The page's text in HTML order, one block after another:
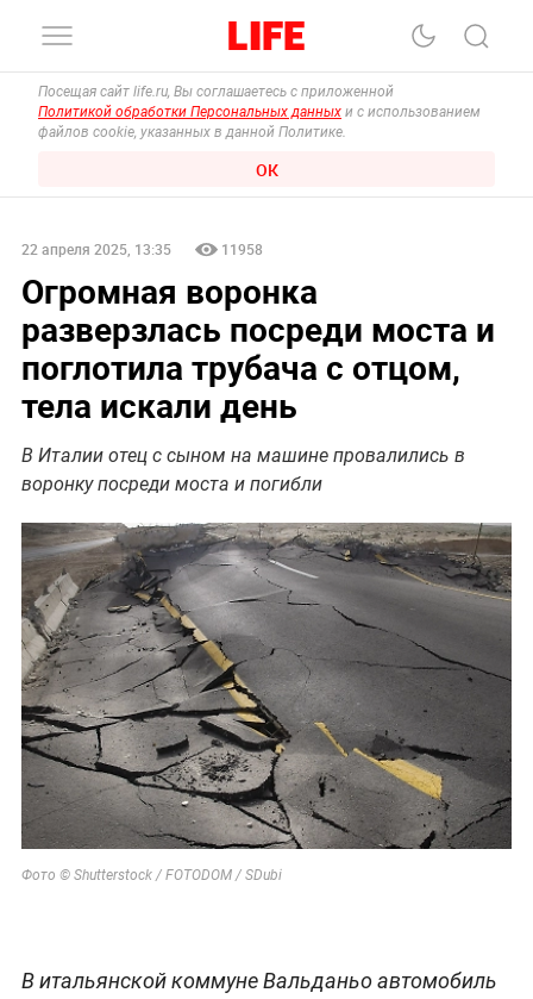
Посещая сайт life.ru, Вы соглашаетесь с приложенной
Политикой обработки Персональных данных и с использованием
файлов cookie, указанных в данной Политике.
ОК
22 апреля 2025, 13:35 11958
Огромная воронка
разверзлась посреди моста и
поглотила трубача с отцом,
тела искали день
В Италии отец с сыном на машине провалились в
воронку посреди моста и погибли
Фото © Shutterstock / FOTODOM / SDubi
В итальянской коммуне Вальданьо автомобиль